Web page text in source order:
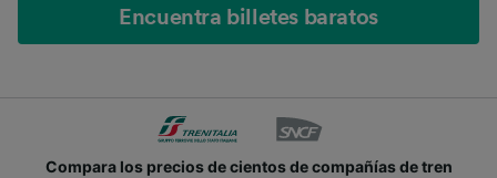
Encuentra billetes baratos
Compara los precios de cientos de compañías de tren